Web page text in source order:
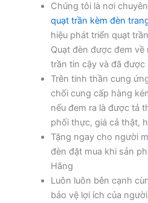
Chúng tôi là nơi
quạt trần kèm đèn
hiệu phát triển quạt
Quạt đèn được đem
trần tin cậy và đã được
Trên tinh thần cung
chối cung cấp hàng
nếu đem ra là được tả
phối thực, giá cả thật,
Tặng ngay cho người
đèn đặt mua khi sản
Hãng
Luôn luôn bên cạnh
bảo vệ lợi ích của